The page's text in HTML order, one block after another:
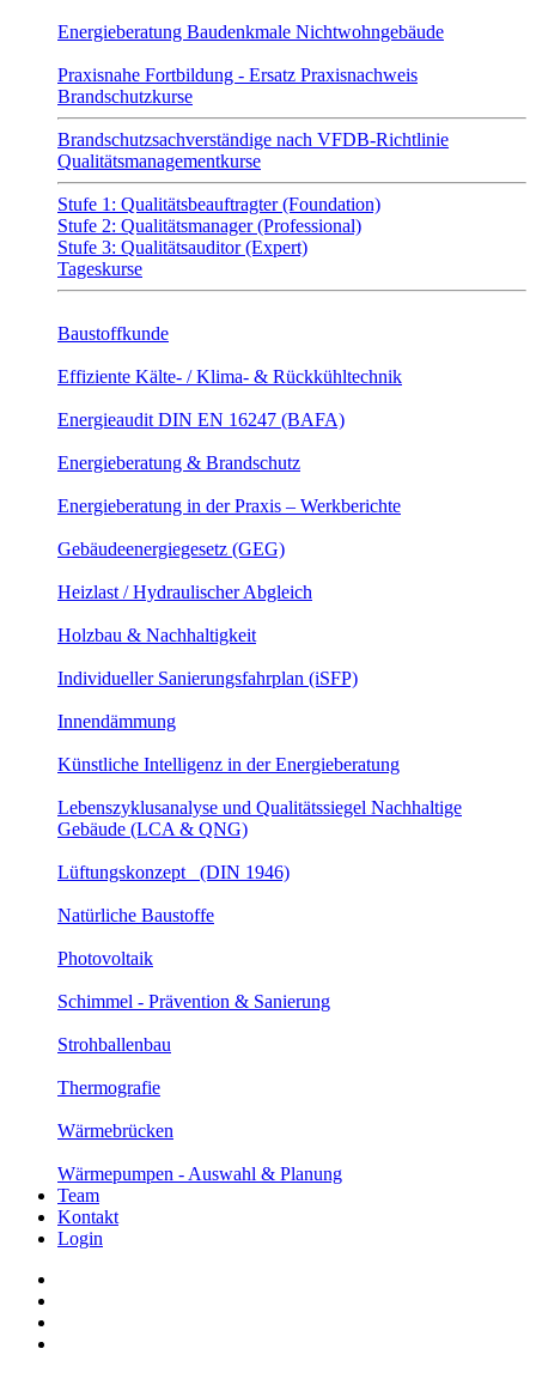
Energieberatung Baudenkmale Nichtwohngebäude
Praxisnahe Fortbildung - Ersatz Praxisnachweis
Brandschutzkurse
Brandschutzsachverständige nach VFDB-Richtlinie
Qualitätsmanagementkurse
Stufe 1: Qualitätsbeauftragter (Foundation)
Stufe 2: Qualitätsmanager (Professional)
Stufe 3: Qualitätsauditor (Expert)
Tageskurse
Baustoffkunde
Effiziente Kälte- / Klima- & Rückkühltechnik
Energieaudit DIN EN 16247 (BAFA)
Energieberatung & Brandschutz
Energieberatung in der Praxis – Werkberichte
Gebäudeenergiegesetz (GEG)
Heizlast / Hydraulischer Abgleich
Holzbau & Nachhaltigkeit
Individueller Sanierungsfahrplan (iSFP)
Innendämmung
Künstliche Intelligenz in der Energieberatung
Lebenszyklusanalyse und Qualitätssiegel Nachhaltige
Gebäude (LCA & QNG)
Lüftungskonzept (DIN 1946)
Natürliche Baustoffe
Photovoltaik
Schimmel - Prävention & Sanierung
Strohballenbau
Thermografie
Wärmebrücken
Wärmepumpen - Auswahl & Planung
Team
Kontakt
Login